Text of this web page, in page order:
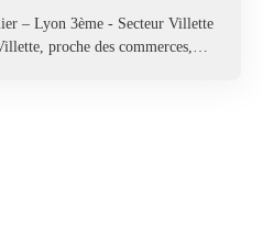
– Lyon 3ème - Secteur Villette
proche des commerces,